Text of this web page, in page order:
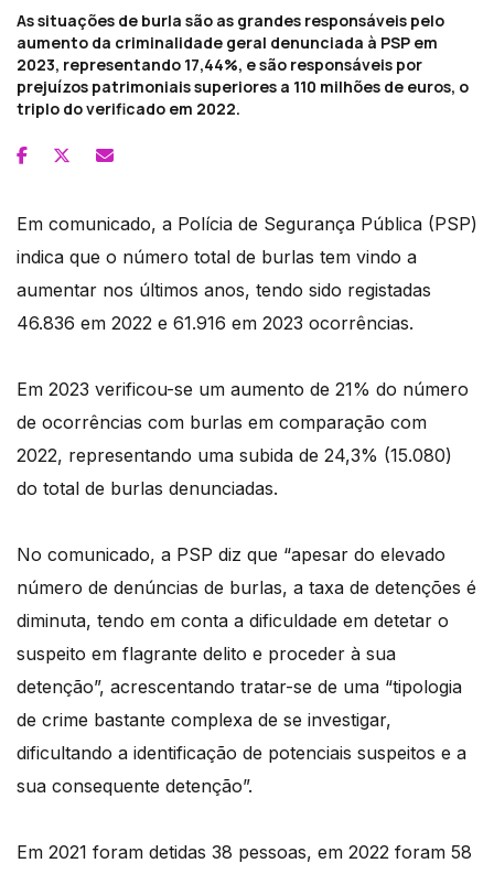
As situações de burla são as grandes responsáveis pelo
aumento da criminalidade geral denunciada à PSP em
2023, representando 17,44%, e são responsáveis por
prejuízos patrimoniais superiores a 110 milhões de euros, o
triplo do verificado em 2022.
Em comunicado, a Polícia de Segurança Pública (PSP)
indica que o número total de burlas tem vindo a
aumentar nos últimos anos, tendo sido registadas
46.836 em 2022 e 61.916 em 2023 ocorrências.
Em 2023 verificou-se um aumento de 21% do número
de ocorrências com burlas em comparação com
2022, representando uma subida de 24,3% (15.080)
do total de burlas denunciadas.
No comunicado, a PSP diz que “apesar do elevado
número de denúncias de burlas, a taxa de detenções é
diminuta, tendo em conta a dificuldade em detetar o
suspeito em flagrante delito e proceder à sua
detenção”, acrescentando tratar-se de uma “tipologia
de crime bastante complexa de se investigar,
dificultando a identificação de potenciais suspeitos e a
sua consequente detenção”.
Em 2021 foram detidas 38 pessoas, em 2022 foram 58